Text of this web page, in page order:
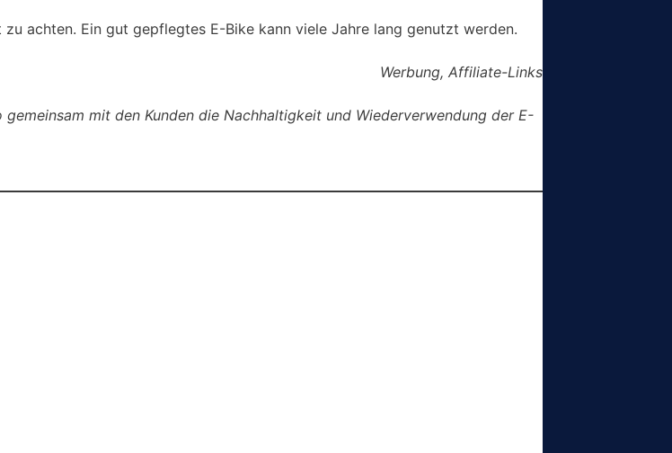
achten. Ein gut gepflegtes E-Bike kann viele Jahre lang genutzt werden.
Werbung, Affiliate-Links
mit den Kunden die Nachhaltigkeit und Wiederverwendung der E-